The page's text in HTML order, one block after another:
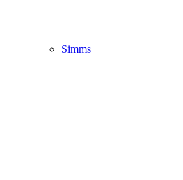
Simms